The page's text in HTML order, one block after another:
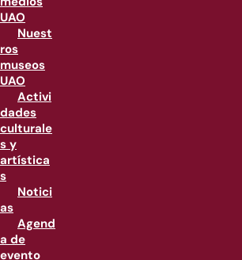
UAO
Nuest
ros
museos
UAO
Activi
dades
culturale
s y
artística
s
Notici
as
Agend
a de
evento